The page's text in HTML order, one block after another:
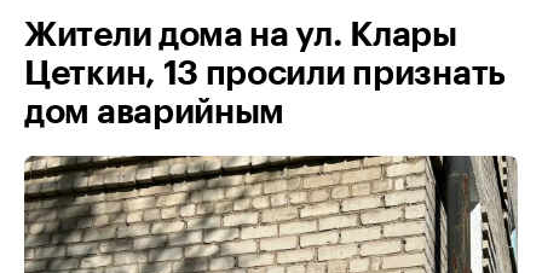
Жители дома на ул. Клары
Цеткин, 13 просили признать
дом аварийным